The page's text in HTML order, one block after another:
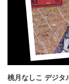
桃月なしこ デジタ